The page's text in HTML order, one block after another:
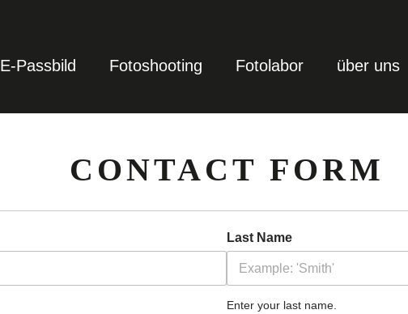
E-Passbild Fotoshooting Fotolabor über uns
CONTACT FORM
Last Name
Enter your last name.